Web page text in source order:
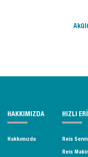
HAKKIMIZDA
Hakkımızda
HIZLI
Reis
Reis